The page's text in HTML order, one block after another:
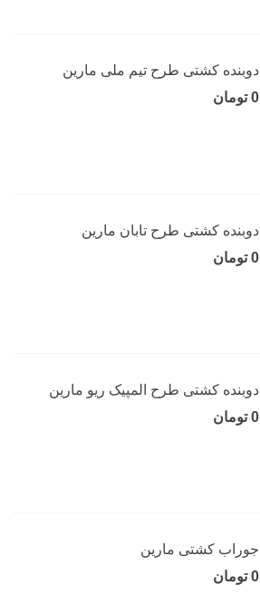
دوبنده کشتی طرح تیم ملی مارین
0 تومان
دوبنده کشتی طرح تابان مارین
0 تومان
دوبنده کشتی طرح المپیک ریو مارین
0 تومان
جوراب کشتی مارین
0 تومان